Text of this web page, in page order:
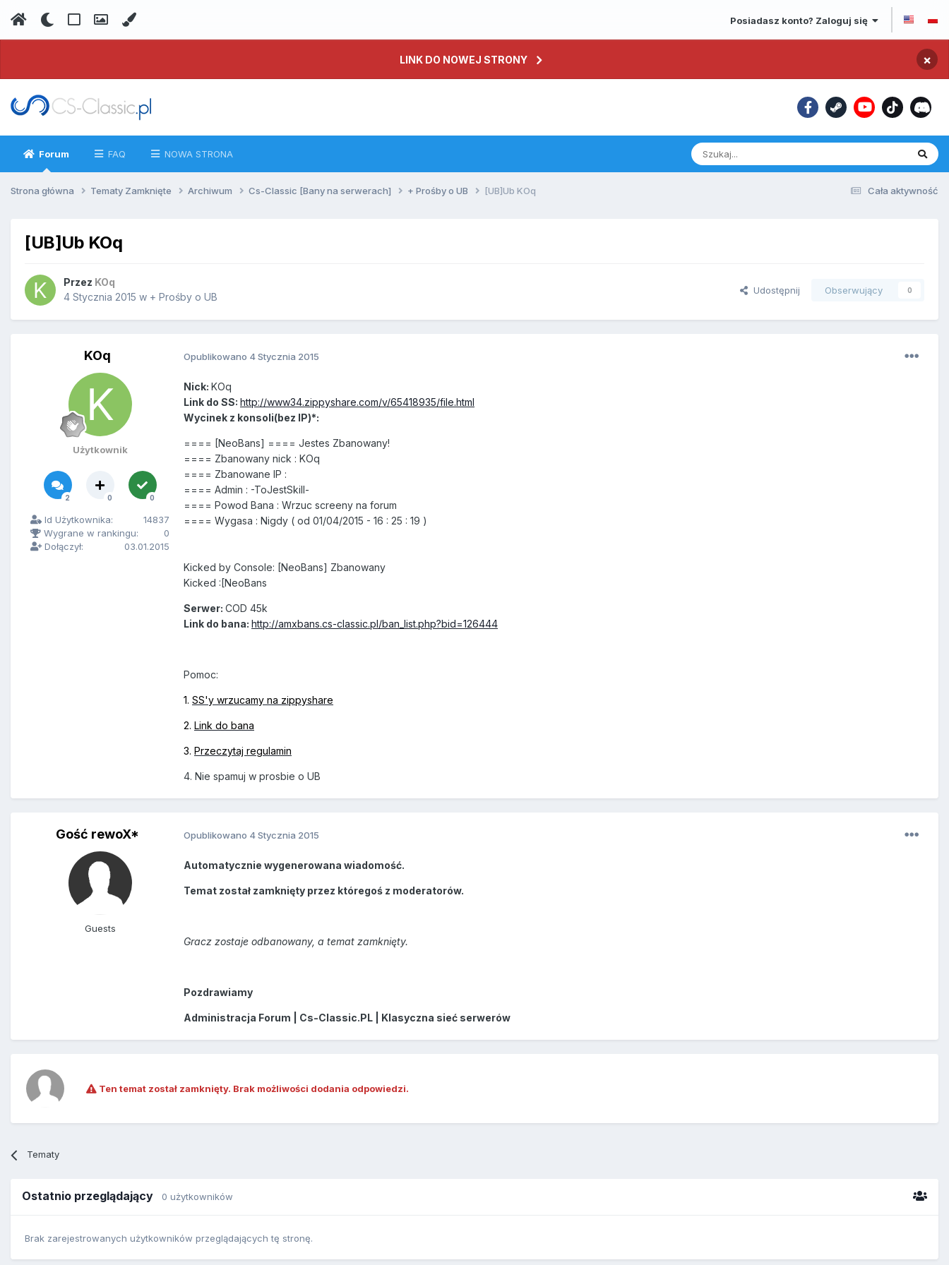
Posiadasz konto? Zaloguj się
LINK DO NOWEJ STRONY ×
Forum FAQ NOWA STRONA
Cała aktywność
Strona główna Tematy Zamknięte Archiwum Cs-Classic [Bany na serwerach] + Prośby o UB [UB]Ub KOq
[UB]Ub KOq
Przez KOq
4 Stycznia 2015 w + Prośby o UB
Udostępnij Obserwujący 0
KOq
Użytkownik
2 0 0
Id Użytkownika:
14837
Wygrane w rankingu:
0
Dołączył:
03.01.2015
Opublikowano 4 Stycznia 2015
Nick: KOq
Link do SS: http://www34.zippyshare.com/v/65418935/file.html
Wycinek z konsoli(bez IP)*:
==== [NeoBans] ==== Jestes Zbanowany!
==== Zbanowany nick : KOq
==== Zbanowane IP :
==== Admin : -ToJestSkill-
==== Powod Bana : Wrzuc screeny na forum
==== Wygasa : Nigdy ( od 01/04/2015 - 16 : 25 : 19 )
Kicked by Console: [NeoBans] Zbanowany
Kicked :[NeoBans
Serwer: COD 45k
Link do bana: http://amxbans.cs-classic.pl/ban_list.php?bid=126444
Pomoc:
1. SS'y wrzucamy na zippyshare
2. Link do bana
3. Przeczytaj regulamin
4. Nie spamuj w prosbie o UB
Gość rewoX*
Guests
Opublikowano 4 Stycznia 2015
Automatycznie wygenerowana wiadomość.
Temat został zamknięty przez któregoś z moderatorów.
Gracz zostaje odbanowany, a temat zamknięty.
Pozdrawiamy
Administracja Forum | Cs-Classic.PL | Klasyczna sieć serwerów
Ten temat został zamknięty. Brak możliwości dodania odpowiedzi.
Tematy
Ostatnio przeglądający 0 użytkowników
Brak zarejestrowanych użytkowników przeglądających tę stronę.